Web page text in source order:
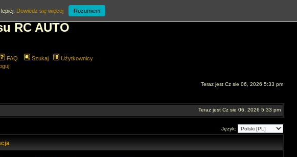
RC AUTO
FAQ Szukaj
Użytkownicy
Teraz jest Cz sie 06, 2026 5:33 pm
Teraz jest Cz sie 06, 2026 5:33 pm
Język:
Dowiedz się więcej Rozumiem